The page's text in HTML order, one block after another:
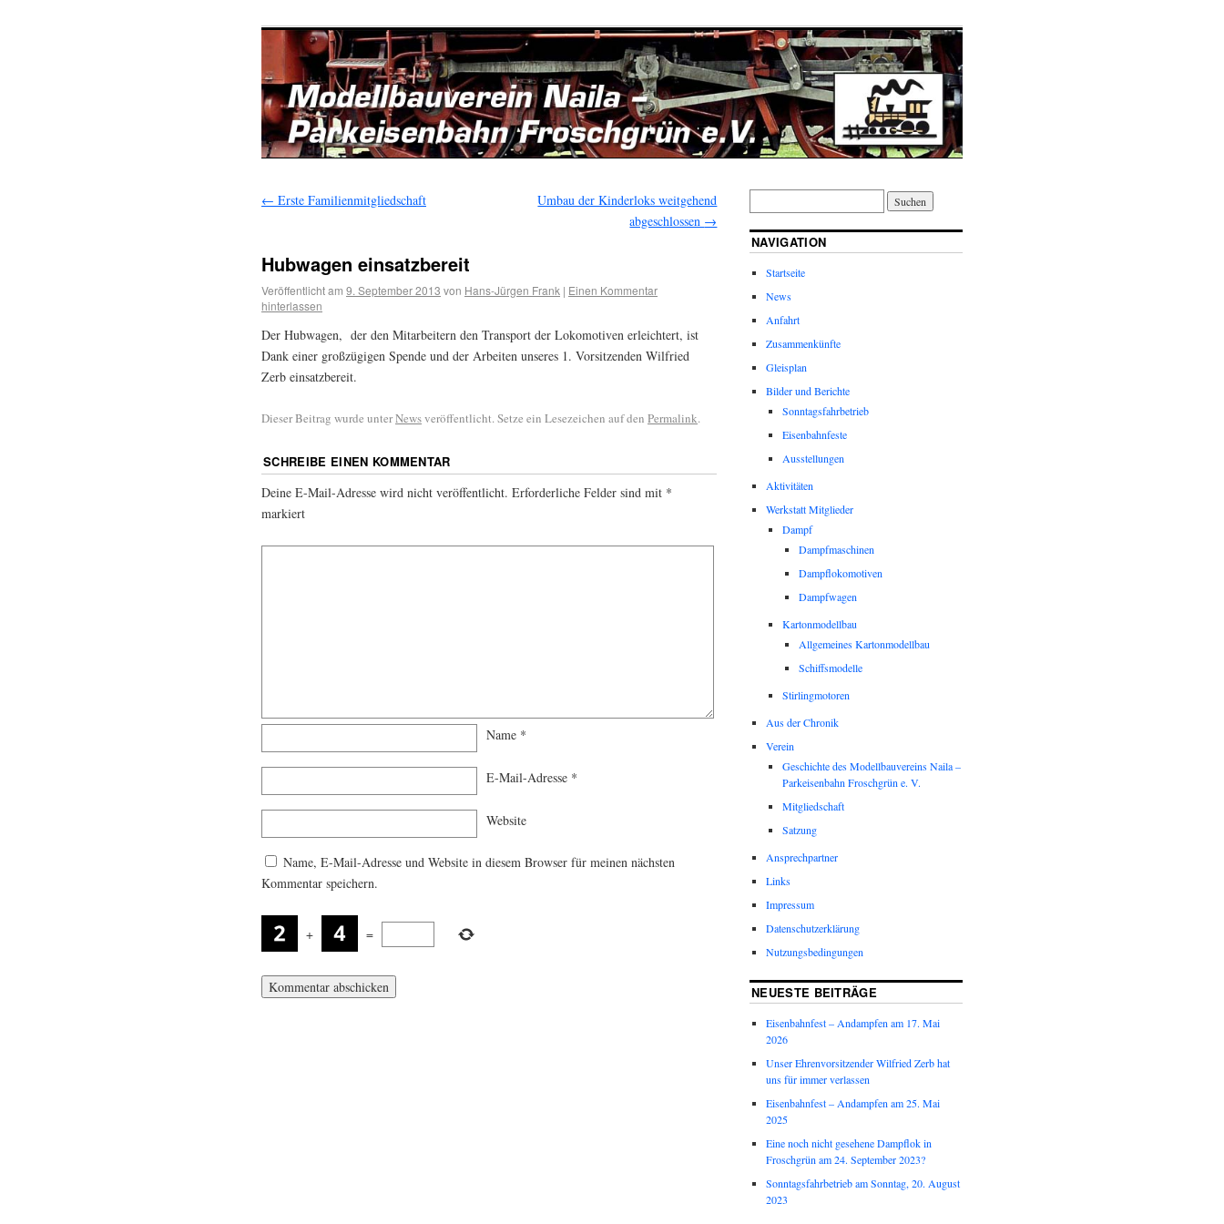
← Erste Familienmitgliedschaft
Umbau der Kinderloks weitgehend
abgeschlossen →
Hubwagen einsatzbereit
Veröffentlicht am 9. September 2013 von Hans-Jürgen Frank | Einen Kommentar
hinterlassen
Der Hubwagen, der den Mitarbeitern den Transport der Lokomotiven erleichtert, ist
Dank einer großzügigen Spende und der Arbeiten unseres 1. Vorsitzenden Wilfried
Zerb einsatzbereit.
Dieser Beitrag wurde unterNewsveröffentlicht. Setze ein Lesezeichen auf den Permalink.
SCHREIBE EINEN KOMMENTAR
Deine E-Mail-Adresse wird nicht veröffentlicht. Erforderliche Felder sind mit *
markiert
Name *
E-Mail-Adresse *
Website
Name, E-Mail-Adresse und Website in diesem Browser für meinen nächsten
Kommentar speichern.
+ =
NAVIGATION
Startseite
News
Anfahrt
Zusammenkünfte
Gleisplan
Bilder und Berichte
Sonntagsfahrbetrieb
Eisenbahnfeste
Ausstellungen
Aktivitäten
Werkstatt Mitglieder
Dampf
Dampfmaschinen
Dampflokomotiven
Dampfwagen
Kartonmodellbau
Allgemeines Kartonmodellbau
Schiffsmodelle
Stirlingmotoren
Aus der Chronik
Verein
Geschichte des Modellbauvereins Naila –
Parkeisenbahn Froschgrün e. V.
Mitgliedschaft
Satzung
Ansprechpartner
Links
Impressum
Datenschutzerklärung
Nutzungsbedingungen
NEUESTE BEITRÄGE
Eisenbahnfest – Andampfen am 17. Mai
2026
Unser Ehrenvorsitzender Wilfried Zerb hat
uns für immer verlassen
Eisenbahnfest – Andampfen am 25. Mai
2025
Eine noch nicht gesehene Dampflok in
Froschgrün am 24. September 2023?
Sonntagsfahrbetrieb am Sonntag, 20. August
2023